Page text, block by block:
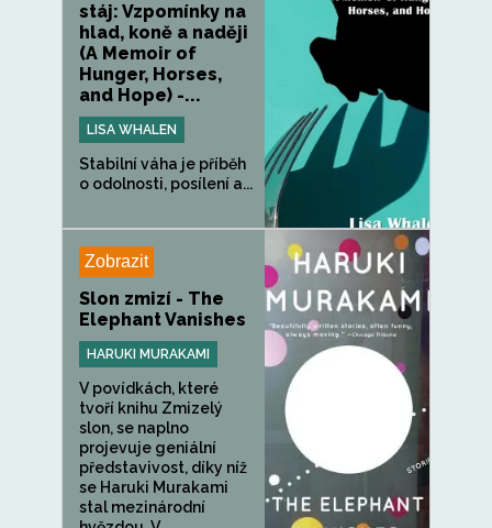
stáj: Vzpomínky na
hlad, koně a naději
(A Memoir of
Hunger, Horses,
and Hope) -...
LISA WHALEN
Stabilní váha je příběh
o odolnosti, posílení a...
Zobrazit
Slon zmizí - The
Elephant Vanishes
HARUKI MURAKAMI
V povídkách, které
tvoří knihu Zmizelý
slon, se naplno
projevuje geniální
představivost, díky níž
se Haruki Murakami
stal mezinárodní